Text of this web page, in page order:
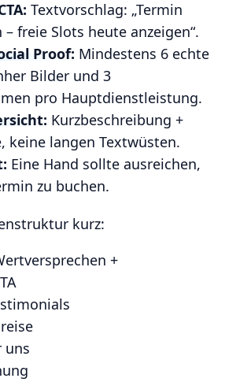
Textvorschlag: „Termin
freie Slots heute anzeigen“.
Proof: Mindestens 6 echte
Bilder und 3
pro Hauptdienstleistung.
Kurzbeschreibung +
keine langen Textwüsten.
Eine Hand sollte ausreichen,
zu buchen.
kurz:
+
uns